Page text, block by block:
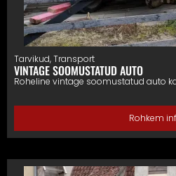
Tarvikud,Transport
VINTAGE SOOMUSTATUD AUTO
Roheline vintage soomustatud auto
Rohkem